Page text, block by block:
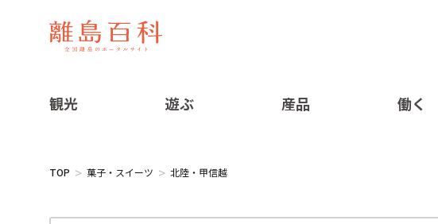
観光 遊ぶ 産品 働く
TOP 菓子・スイーツ 北陸・甲信越